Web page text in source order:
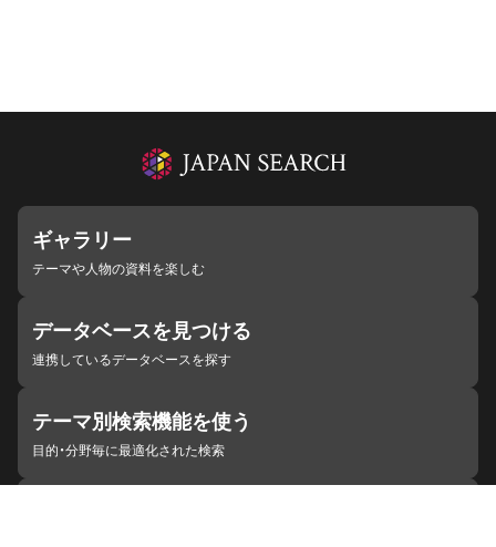
ギャラリー
テーマや人物の資料を楽しむ
データベースを見つける
連携しているデータベースを探す
テーマ別検索機能を使う
目的・分野毎に最適化された検索